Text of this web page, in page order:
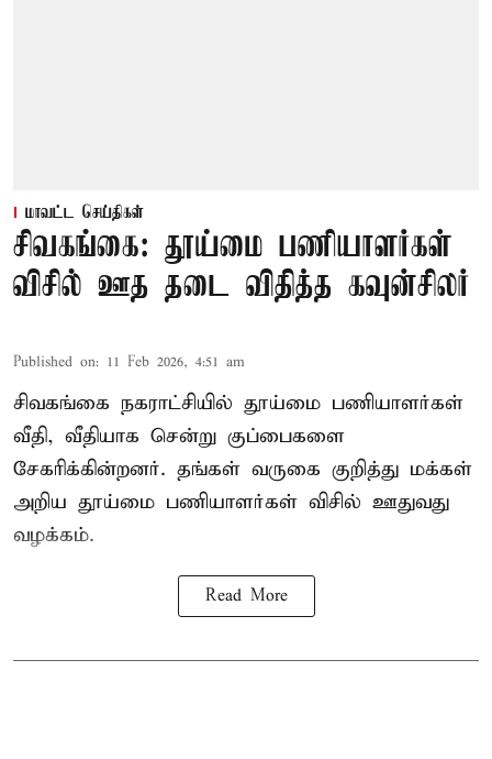
மாவட்ட செய்திகள்
சிவகங்கை: தூய்மை பணியாளர்கள்
விசில் ஊத தடை விதித்த கவுன்சிலர்
Published on: 11 Feb 2026, 4:51 am
சிவகங்கை நகராட்சியில் தூய்மை பணியாளர்கள்
வீதி, வீதியாக சென்று குப்பைகளை
சேகரிக்கின்றனர். தங்கள் வருகை குறித்து மக்கள்
அறிய தூய்மை பணியாளர்கள் விசில் ஊதுவது
வழக்கம்.
Read More